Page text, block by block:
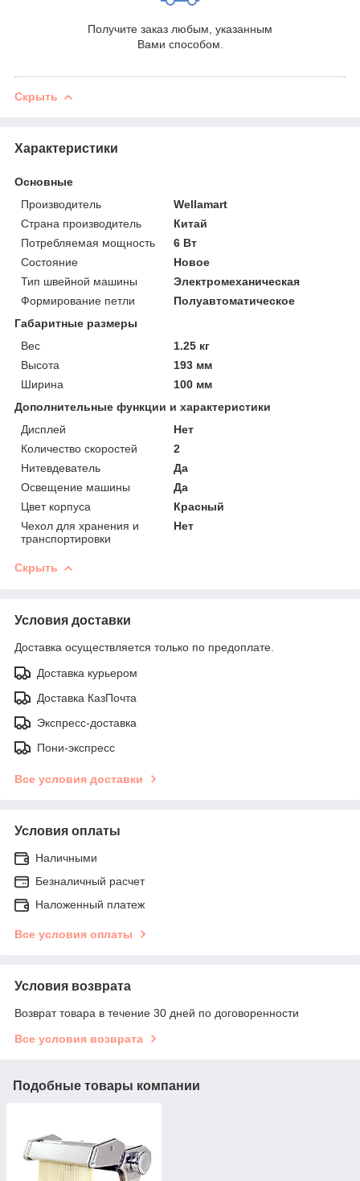
Получите заказ любым, указанным
Вами способом.
Скрыть
Характеристики
Основные
Производитель
Wellamart
Страна производитель
Китай
Потребляемая мощность
6 Вт
Состояние
Новое
Тип швейной машины
Электромеханическая
Формирование петли
Полуавтоматическое
Габаритные размеры
Вес
1.25 кг
Высота
193 мм
Ширина
100 мм
Дополнительные функции и характеристики
Дисплей
Нет
Количество скоростей
2
Нитевдеватель
Да
Освещение машины
Да
Цвет корпуса
Красный
Чехол для хранения и
транспортировки
Нет
Скрыть
Условия доставки
Доставка осуществляется только по предоплате.
Доставка курьером
Доставка КазПочта
Экспресс-доставка
Пони-экспресс
Все условия доставки
Условия оплаты
Наличными
Безналичный расчет
Наложенный платеж
Все условия оплаты
Условия возврата
Возврат товара в течение 30 дней по договоренности
Все условия возврата
Подобные товары компании